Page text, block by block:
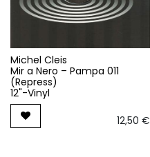
Michel Cleis
Mir a Nero – Pampa 011
(Repress)
12"-Vinyl
12,50 €